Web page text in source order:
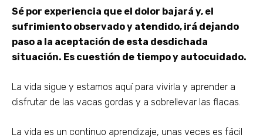
Sé por experiencia que el dolor bajará y, el
sufrimiento observado y atendido, irá dejando
paso a la aceptación de esta desdichada
situación. Es cuestión de tiempo y autocuidado.
La vida sigue y estamos aquí para vivirla y aprender a
disfrutar de las vacas gordas y a sobrellevar las flacas.
La vida es un continuo aprendizaje, unas veces es fácil